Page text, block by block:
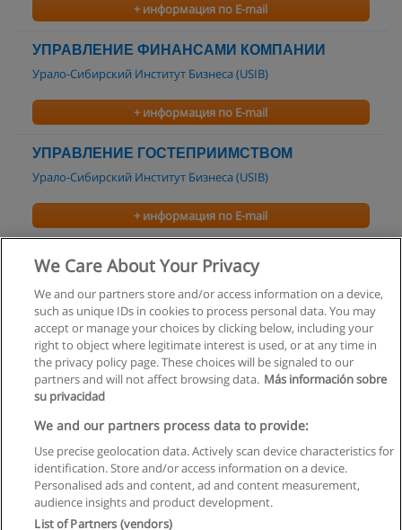
+ информация по E-mail
УПРАВЛЕНИЕ ФИНАНСАМИ КОМПАНИИ
Урало-Сибирский Институт Бизнеса (USIB)
+ информация по E-mail
УПРАВЛЕНИЕ ГОСТЕПРИИМСТВОМ
Урало-Сибирский Институт Бизнеса (USIB)
+ информация по E-mail
МВА (2 года)
Бизнес-школа Технологий Менеджмента
+ информация по E-mail
Правила пользования
Конфиденциальность информации
Напишите Educaedu
We Care About Your Privacy
We and our partners store and/or access information on a device,
such as unique IDs in cookies to process personal data. You may
accept or manage your choices by clicking below, including your
right to object where legitimate interest is used, or at any time in
the privacy policy page. These choices will be signaled to our
partners and will not affect browsing data. Más información sobre
su privacidad
We and our partners process data to provide:
Use precise geolocation data. Actively scan device characteristics for
identification. Store and/or access information on a device.
Personalised ads and content, ad and content measurement,
audience insights and product development.
List of Partners (vendors)